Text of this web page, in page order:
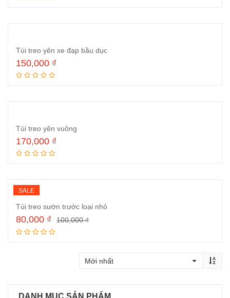
Túi treo yên xe đạp bầu dục
150,000 ₫
Túi treo yên vuông
170,000 ₫
SALE
Túi treo sườn trước loại nhỏ
100,000₫
80,000 ₫
DANH MỤC SẢN PHẨM